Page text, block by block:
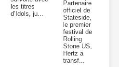
les titres
d’Idols, ju...
Partenaire
officiel de
Stateside,
le premier
festival de
Rolling
Stone US,
Hertz a
transf...